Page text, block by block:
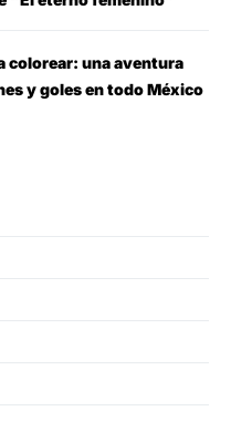
colorear: una aventura
y goles en todo México